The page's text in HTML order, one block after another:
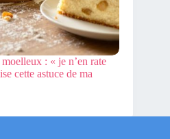
: « je n’en rate
cette astuce de ma